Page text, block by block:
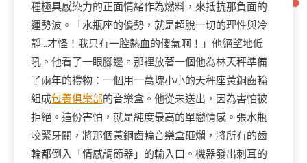
種極具感染力的正面情緒作為燃料，來抵抗那負面的
運勢波。「水瓶座的優勢，就是超脫一切的理性與冷
靜…才怪！我只有一腔熱血的傻氣啊！」他絕望地低
吼。他看了一眼腳邊。那裡放著一個他為林天秤準備
了兩年的禮物：一個用一萬塊小小的天秤座黃銅齒輪
組成包養俱樂部的音樂盒。他從未送出，因為害怕被
拒絕。這份害怕，就是純度最高的單戀情感。張水瓶
咬緊牙關，將那個黃銅齒輪音樂盒砸爛，將所有的齒
輪都倒入「情感調節器」的輸入口。機器發出刺耳的